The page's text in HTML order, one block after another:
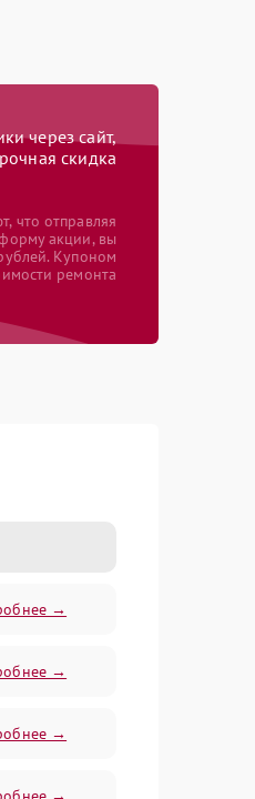
через сайт,
скидка
что отправляя
акции, вы
Купоном
ремонта
→
→
→